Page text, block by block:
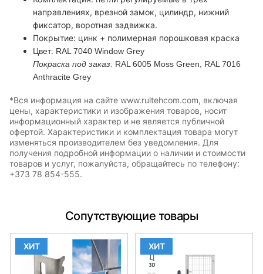
направлениях, врезной замок, цилиндр, нижний
фиксатор, воротная задвижка.
Покрытие: цинк + полимерная порошковая краска
Цвет: RAL 7040 Window Grey
Покраска под заказ: RAL 6005 Moss Green, RAL 7016
Anthracite Grey
*Вся информация на сайте www.rultehcom.com, включая
цены, характеристики и изображения товаров, носит
информационный характер и не является публичной
офертой. Характеристики и комплектация товара могут
изменяться производителем без уведомления. Для
получения подробной информации о наличии и стоимости
товаров и услуг, пожалуйста, обращайтесь по телефону:
+373 78 854-555.
Сопутствующие товары
ХИТ ХИТ